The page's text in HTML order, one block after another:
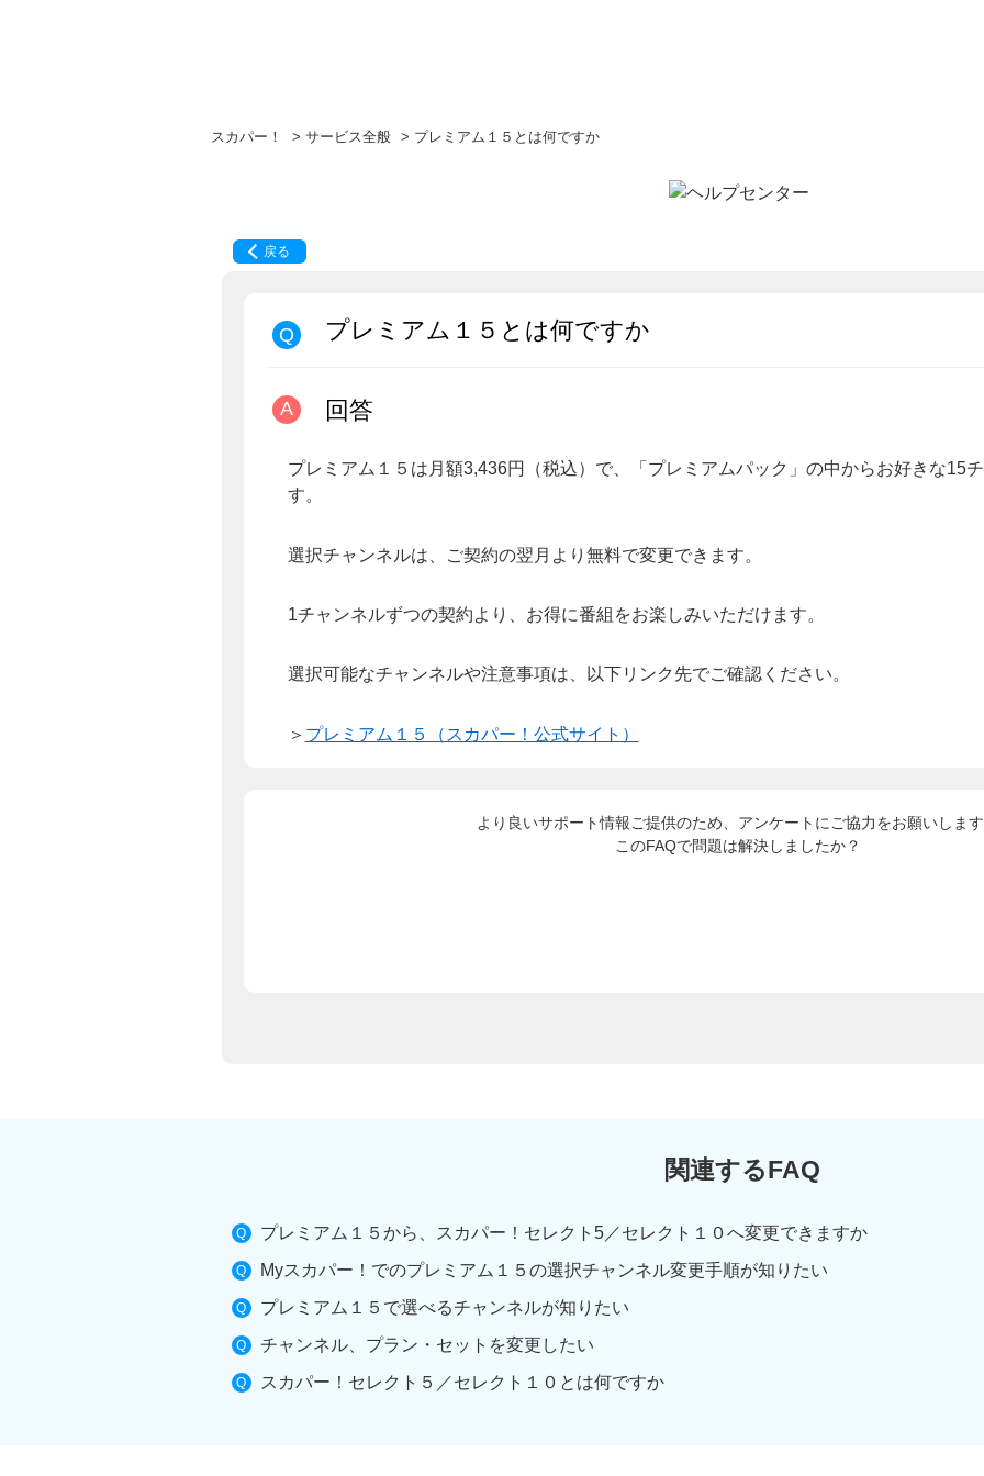
スカパー！ > サービス全般 > プレミアム１５とは何ですか
戻る
プレミアム１５とは何ですか
回答
プレミアム１５は月額3,436円（税込）で、「プレミアムパック」の中からお好きな15
す。
選択チャンネルは、ご契約の翌月より無料で変更できます。
1チャンネルずつの契約より、お得に番組をお楽しみいただけます。
選択可能なチャンネルや注意事項は、以下リンク先でご確認ください。
＞ プレミアム１５（スカパー！公式サイト）
より良いサポート情報ご提供のため、アンケートにご協力をお願いしま
このFAQで問題は解決しましたか？
関連するFAQ
プレミアム１５から、スカパー！セレクト5／セレクト１０へ変更できますか
Myスカパー！でのプレミアム１５の選択チャンネル変更手順が知りたい
プレミアム１５で選べるチャンネルが知りたい
チャンネル、プラン・セットを変更したい
スカパー！セレクト５／セレクト１０とは何ですか